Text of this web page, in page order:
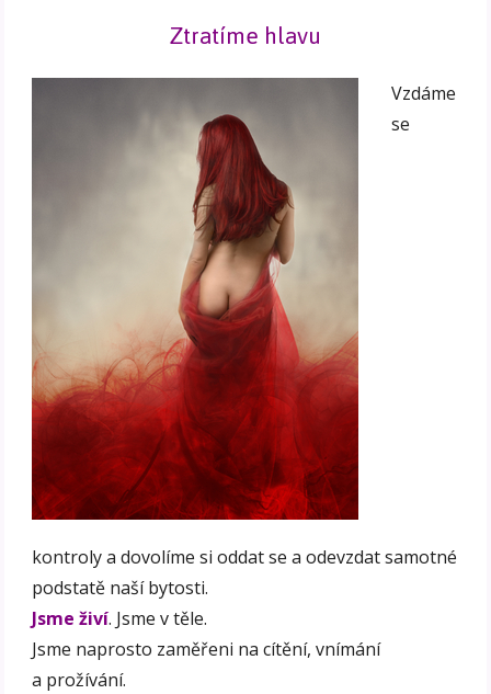
Ztratíme hlavu
Vzdáme
se
kontroly a dovolíme si oddat se a odevzdat samotné
podstatě naší bytosti.
Jsme živí. Jsme v těle.
Jsme naprosto zaměřeni na cítění, vnímání
a prožívání.